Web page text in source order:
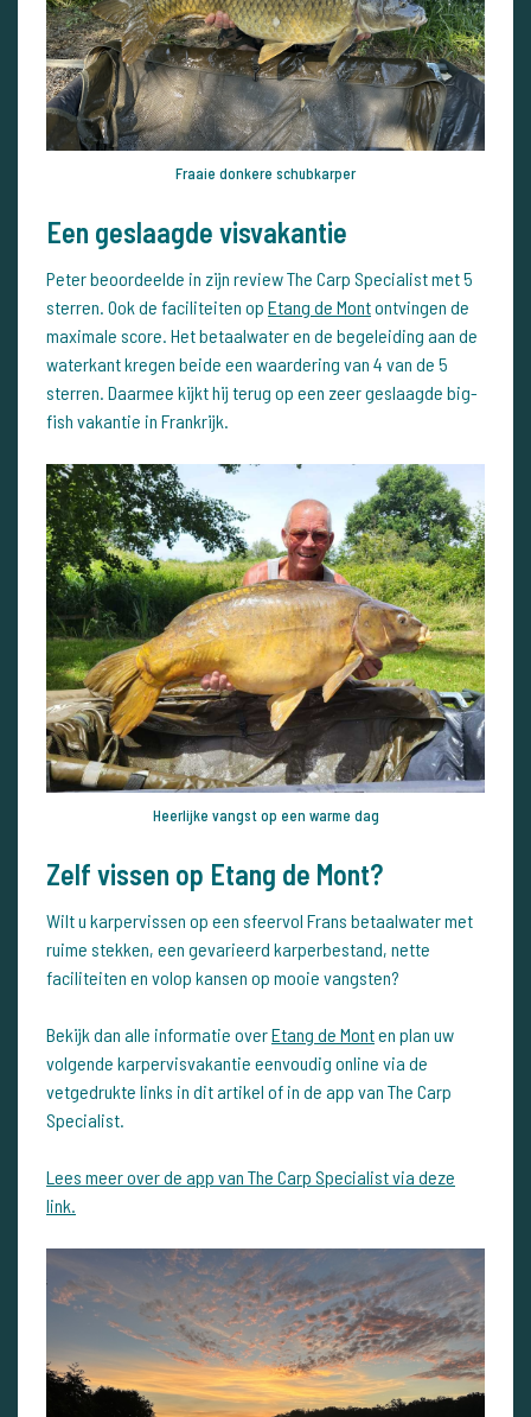
Fraaie donkere schubkarper
Een geslaagde visvakantie
Peter beoordeelde in zijn review The Carp Specialist met 5
sterren. Ook de faciliteiten op Etang de Montontvingen de
maximale score. Het betaalwater en de begeleiding aan de
waterkant kregen beide een waardering van 4 van de 5
sterren. Daarmee kijkt hij terug op een zeer geslaagde big-
fish vakantie in Frankrijk.
Heerlijke vangst op een warme dag
Zelf vissen op Etang de Mont?
Wilt u karpervissen op een sfeervol Frans betaalwater met
ruime stekken, een gevarieerd karperbestand, nette
faciliteiten en volop kansen op mooie vangsten?
Bekijk dan alle informatie overEtang de Monten plan uw
volgende karpervisvakantie eenvoudig online via de
vetgedrukte links in dit artikel of in de app van The Carp
Specialist.
Lees meer over de app van The Carp Specialist via deze
link.